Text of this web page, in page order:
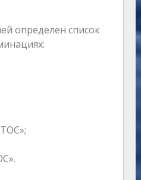
определен список